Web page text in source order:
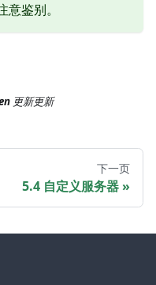
鉴别。
更新更新
下一页
5.4 自定义服务器